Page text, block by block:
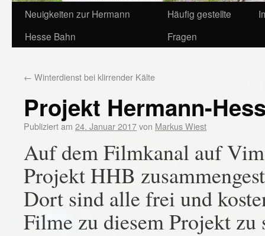
Neuigkeiten zur Hermann
Hesse Bahn
Häufig gestellte
Fragen
← Winterdienst bei klirrender Kälte
Projekt Hermann-
Publiziert am 24. Januar 2017von Markus Wiest
Auf dem Filmkanal auf
Projekt HHB
Dort sind alle frei und
Filme zu diesem Projekt zu